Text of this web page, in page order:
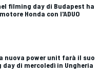
filming day di Budapest ha
Honda con l'ADUO
nuova power unit farà il suo
di mercoledì in Ungheria